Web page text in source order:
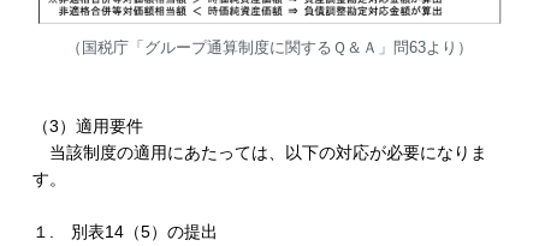
（国税庁「グループ通算制度に関するＱ＆Ａ」問63より）
（3）適用要件
当該制度の適用にあたっては、以下の対応が必要になりま
す。
１. 別表14（5）の提出